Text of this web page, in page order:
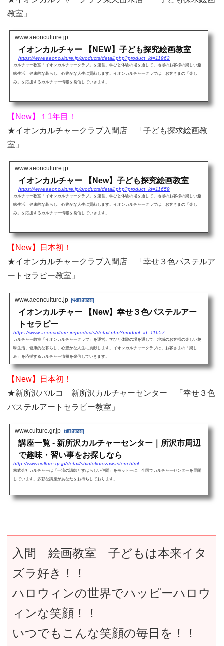
教室」
www.aeonculture.jp
イオンカルチャー 【NEW】子ども探究絵画教室
https://www.aeonculture.jp/products/detail.php?product_id=11962
カルチャー教室「イオンカルチャークラブ」を運営。学びと体験の場を通して、地域のお客様の楽しい趣
味生活、健康的な暮らし、心豊かな人生に貢献します。イオンカルチャークラブは、お客さまの「楽し
み」を応援するカルチャー情報を発信していきます。
【New】１1年目！
★イオンカルチャークラブ入間店 「子ども探求絵画教
室」
www.aeonculture.jp
イオンカルチャー 【New】子ども探究絵画教室
https://www.aeonculture.jp/products/detail.php?product_id=11659
カルチャー教室「イオンカルチャークラブ」を運営。学びと体験の場を通して、地域のお客様の楽しい趣
味生活、健康的な暮らし、心豊かな人生に貢献します。イオンカルチャークラブは、お客さまの「楽し
み」を応援するカルチャー情報を発信していきます。
【New】日本初！
★イオンカルチャークラブ入間店 「幸せ３色パステルア
ートセラピー教室」
www.aeonculture.jp 25 shares
イオンカルチャー 【New】幸せ３色パステルアー
トセラピー
https://www.aeonculture.jp/products/detail.php?product_id=11657
カルチャー教室「イオンカルチャークラブ」を運営。学びと体験の場を通して、地域のお客様の楽しい趣
味生活、健康的な暮らし、心豊かな人生に貢献します。イオンカルチャークラブは、お客さまの「楽し
み」を応援するカルチャー情報を発信していきます。
【New】日本初！
★新所沢パルコ 新所沢カルチャーセンター 「幸せ３色
パステルアートセラピー教室」
www.culture.gr.jp 7 shares
講座一覧 - 新所沢カルチャーセンター｜所沢市周辺
で趣味・習い事をお探しなら
http://www.culture.gr.jp/detail/shintokorozawa/item.html
株式会社カルチャーは「一流の講師とすばらしい仲間」をモットーに、全国でカルチャーセンターを展開
しています。多彩な講座があなたをお待ちしております。
入間 絵画教室 子どもは本来イタ
ズラ好き！！
ハロウィンの世界でハッピーハロウ
ィンな笑顔！！
いつでもこんな笑顔の毎日を！！